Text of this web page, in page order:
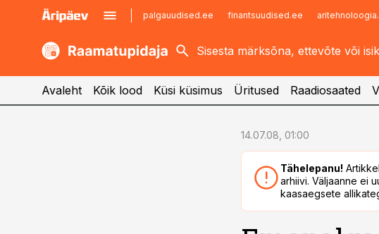
palgauudised.ee finantsuudised.ee
kaubandus.ee
kinnisvarauudised.ee
imelineajalugu.ee
Infopank
Avaleht Kõik lood Küsi küsimus Üritused Raadiosaated
14.07.08, 01:00
Tähelepanu!
arhiivi. Väljaanne ei
kaasaegsete